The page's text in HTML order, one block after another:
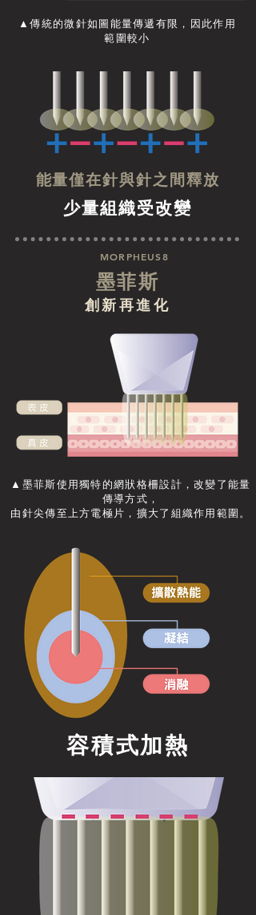
▲傳統的微針如圖能量傳遞有限，因此作用
範圍較小
能量僅在針與針之間釋放
少量組織受改變
MORPHEUS8
墨菲斯
創新再進化
▲墨菲斯使用獨特的網狀格柵設計，改變了能量
傳導方式，
由針尖傳至上方電極片，擴大了組織作用範圍。
​容積式加熱